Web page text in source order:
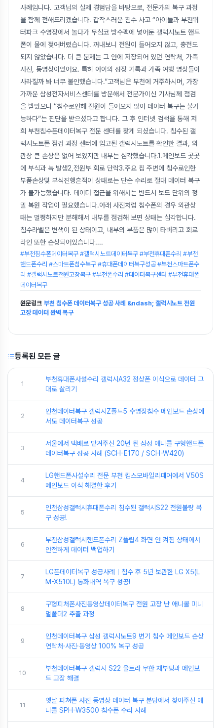
사례입니다. 고객님의 실제 경험담을 바탕으로, 전문가의 복구 과정
을 함께 전해드리겠습니다. 갑작스러운 침수 사고 “아이들과 부천워
터파크 수영장에서 놀다가 무심코 방수팩에 넣어둔 갤럭시노트 핸드
폰이 물에 젖어버렸습니다. 꺼내보니 전원이 들어오지 않고, 충전도
되지 않았습니다. 더 큰 문제는 그 안에 저장되어 있던 연락처, 가족
사진, 동영상이었어요. 특히 아이의 성장 기록과 가족 여행 영상들이
사라질까 봐 너무 불안했습니다.”고객님은 부천에 거주하시며, 가장
가까운 삼성전자서비스센터를 방문해서 전문가이신 기사님께 점검
을 받았으나 “침수로인해 전원이 들어오지 않아 데이터 복구는 불가
능하다”는 진단을 받으셨다고 합니다. 그 후 인터넷 검색을 통해 저
희 부천침수폰데이터복구 전문 센터를 찾게 되셨습니다. 침수된 갤
럭시노트폰 점검 과정 센터에 입고된 갤럭시노트를 확인한 결과, 외
관상 큰 손상은 없어 보였지만 내부는 심각했습니다.1.메인보드 곳곳
에 부식과 녹 발생2,전원부 회로 단락3.주요 칩 주변에 침수로인한
부품손상및 부식진행흔적이 상태로는 단순 수리로 절대 데이터 복구
가 불가능했습니다. 데이터 접근을 위해서는 반드시 보드 단위의 정
밀 복원 작업이 필요했습니다.아래 사진처럼 침수폰의 경우 외관상
태는 멀쩡하지만 분해해서 내부를 점검해 보면 상태는 심각합니다.
침수라벨은 변색이 된 상태이고, 내부의 부품은 많이 타버리고 회로
라인 또한 손상되어있습니다....
#부천침수폰데이터복구 #갤럭시노트데이터복구 #부천휴대폰수리 #부천
핸드폰수리 #스마트폰침수복구 #휴대폰데이터복구성공 #부천스마트폰수
리 #갤럭시노트전원고장복구 #부천폰수리 #데이터복구센터 #부천휴대폰
데이터복구
원문링크 부천 침수폰 데이터복구 성공 사례 &ndash; 갤럭시노트 전원
고장 데이터 완벽 복구
등록된 모든 글
1
부천휴대폰사설수리 갤럭시A32 정상폰 이식으로 데이터 그
대로 살리기
2
인천데이터복구 갤럭시Z폴드5 수영장침수 메인보드 손상에
서도 데이터복구 성공
3
서울에서 택배로 맡겨주신 20년 된 삼성 애니콜 구형핸드폰
데이터복구 성공 사례 (SCH-E170 / SCH-W420)
4
LG핸드폰사설수리 전문 부천 킴스모바일리페어에서 V50S
메인보드 이식 해결한 후기
5
인천삼성갤럭시휴대폰수리 침수된 갤럭시S22 전원불량 복
구 성공!
6
부천삼성갤럭시핸드폰수리 Z플립4 화면 안 켜짐 상태에서
안전하게 데이터 백업하기
7
LG폰데이터복구 성공사례｜침수 후 5년 보관한 LG X5(L
M-X510L) 통화내역 복구 성공!
8
구형피처폰사진동영상데이터복구 전원 고장 난 애니콜 미니
멀폴더2 추출 과정
9
인천데이터복구 삼성 갤럭시노트9 변기 침수 메인보드 손상
연락처·사진·동영상 100% 복구 성공
10
부천데이터복구 갤럭시 S22 울트라 무한 재부팅과 메인보
드 고장 해결
11
옛날 피쳐폰 사진 동영상 데이터 복구 분당에서 찾아주신 애
니콜 SPH-W3500 침수폰 수리 사례